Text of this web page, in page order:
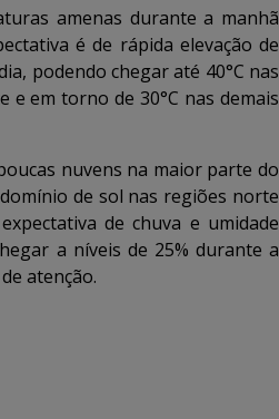
amenas durante a manhã
é de rápida elevação de
podendo chegar até 40°C nas
em torno de 30°C nas demais
nuvens na maior parte do
de sol nas regiões norte
de chuva e umidade
a níveis de 25% durante a
atenção.